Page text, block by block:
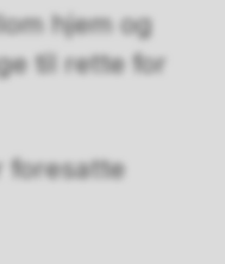
hjem og
til rette for
foresatte